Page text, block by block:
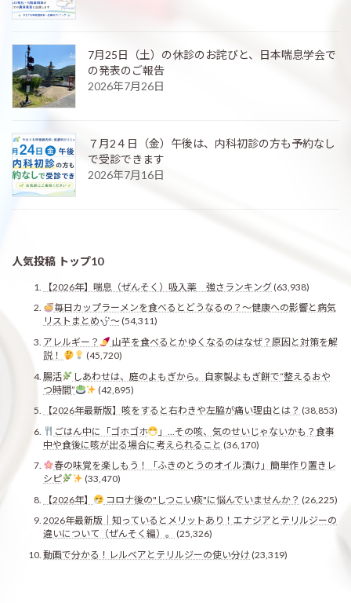
7月25日（土）の休診のお詫びと、日本喘息学会で
の発表のご報告
2026年7月26日
７月2４日（金）午後は、内科初診の方も予約なし
で受診できます
2026年7月16日
人気投稿 トップ10
【2026年】喘息（ぜんそく）吸入薬 強さランキング(63,938)
毎日カップラーメンを食べるとどうなるの？〜健康への影響と病気
リストまとめ
〜(54,311)
アレルギー？
山芋を食べるとかゆくなるのはなぜ？原因と対策を解
説！
(45,720)
腸活
しあわせは、庭のよもぎから。自家製よもぎ餅で“整えるおや
つ時間”
(42,895)
【2026年最新版】咳をすると右わきや左脇が痛い理由とは？ (38,853)
ごはん中に「ゴホゴホ
」…その咳、気のせいじゃないかも？食事
中や食後に咳が出る場合に考えられること (36,170)
春の味覚を楽しもう！「ふきのとうのオイル漬け」簡単作り置きレ
シピ
(33,470)
【2026年】
コロナ後の"しつこい痰"に悩んでいませんか？ (26,225)
2026年最新版｜知っているとメリットあり！エナジアとテリルジーの
違いについて（ぜんそく編）。
(25,326)
動画で分かる！レルベアとテリルジーの使い分け (23,319)